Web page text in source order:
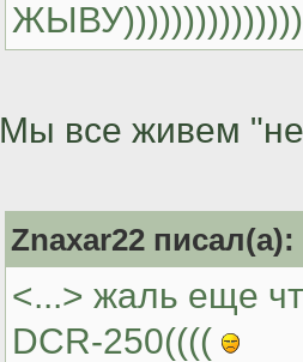
Мы все живем "не
Znaxar22 писал(а):
<...> жаль еще
DCR-250((((